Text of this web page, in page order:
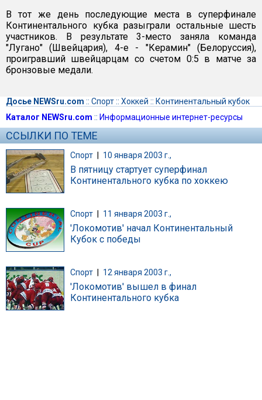
В тот же день последующие места в суперфинале
Континентального кубка разыграли остальные шесть
участников. В результате 3-место заняла команда
"Лугано" (Швейцария), 4-е - "Керамин" (Белоруссия),
проигравший швейцарцам со счетом 0:5 в матче за
бронзовые медали.
Досье NEWSru.com :: Спорт:: Хоккей :: Континентальный кубок
Каталог NEWSru.com :: Информационные интернет-ресурсы
ССЫЛКИ ПО ТЕМЕ
Спорт | 10 января 2003 г.,
В пятницу стартует суперфинал
Континентального кубка по хоккею
Спорт 11 января 2003 г.,
'Локомотив' начал Континентальный
Кубок с победы
Спорт 12 января 2003 г.,
'Локомотив' вышел в финал
Континентального кубка